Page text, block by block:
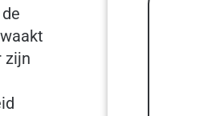
zijn